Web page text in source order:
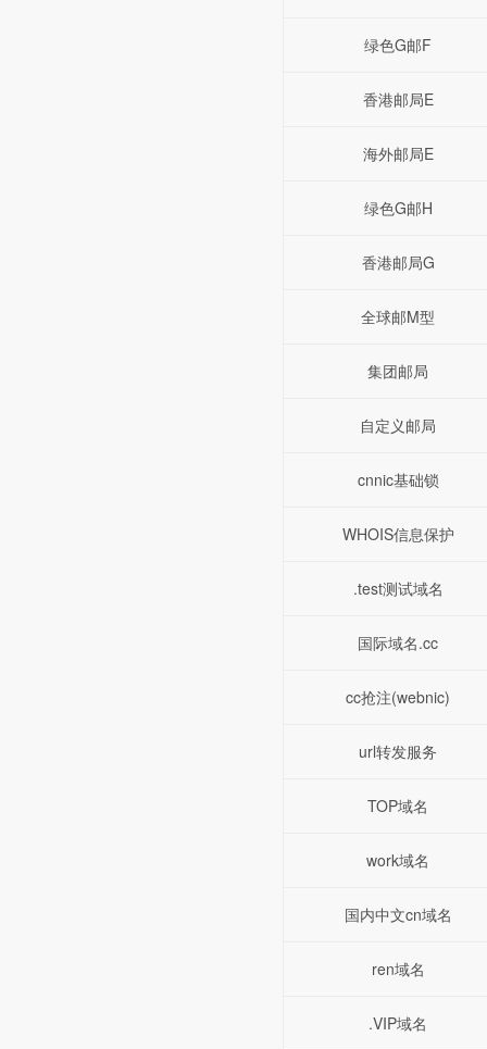
绿色G邮F
香港邮局E
海外邮局E
绿色G邮H
香港邮局G
全球邮M型
集团邮局
自定义邮局
cnnic基础锁
WHOIS信息保护
.test测试域名
国际域名.cc
cc抢注(webnic)
url转发服务
TOP域名
work域名
国内中文cn域名
ren域名
.VIP域名